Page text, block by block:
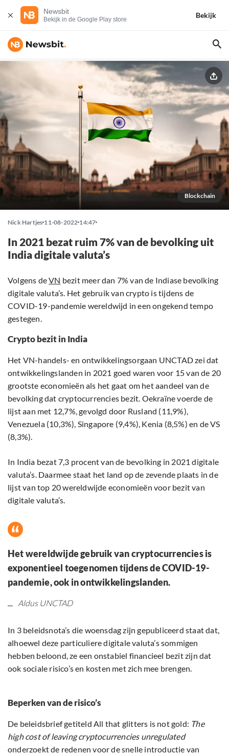
Newsbit
Bekijk in de Google Play store
Bekijk
Blockchain
Nick Hartjes 11-08-2022 14:47
In 2021 bezat ruim 7% van de bevolking uit
India digitale valuta’s
Volgens deVN bezit meer dan 7% van de Indiase bevolking
digitale valuta’s. Het gebruik van crypto is tijdens de
COVID-19-pandemie wereldwijd in een ongekend tempo
gestegen.
Crypto bezit in India
Het VN-handels- en ontwikkelingsorgaan UNCTAD zei dat
ontwikkelingslanden in 2021 goed waren voor 15 van de 20
grootste economieën als het gaat om het aandeel van de
bevolking dat cryptocurrencies bezit. Oekraïne voerde de
lijst aan met 12,7%, gevolgd door Rusland (11,9%),
Venezuela (10,3%), Singapore (9,4%), Kenia (8,5%) en de VS
(8,3%).
In India bezat 7,3 procent van de bevolking in 2021 digitale
valuta’s. Daarmee staat het land op de zevende plaats in de
lijst van top 20 wereldwijde economieën voor bezit van
digitale valuta’s.
Het wereldwijde gebruik van cryptocurrencies is
exponentieel toegenomen tijdens de COVID-19-
pandemie, ook in ontwikkelingslanden.
Aldus UNCTAD
In 3 beleidsnota’s die woensdag zijn gepubliceerd staat dat,
alhoewel deze particuliere digitale valuta’s sommigen
hebben beloond, ze een onstabiel financieel bezit zijn dat
ook sociale risico’s en kosten met zich mee brengen.
Beperken van de risico’s
De beleidsbrief getiteld All that glitters is not gold: The
high cost of leaving cryptocurrencies unregulated
onderzoekt de redenen voor de snelle introductie van